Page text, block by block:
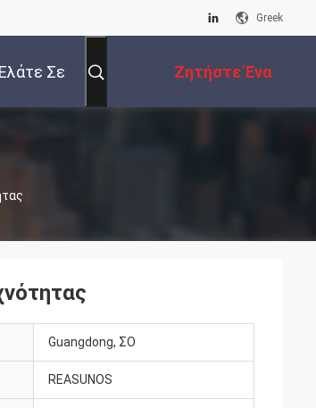
Greek
Σε Ζητήστε Ένα
Απόσπασμα
Guangdong, ΣΟ
REASUNOS